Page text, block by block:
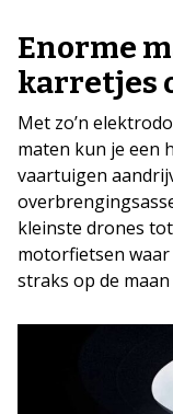
Enorme
karretjes
Met zo’n
maten kun je een
vaartuigen
kleinste drones
motorfietsen
straks op de